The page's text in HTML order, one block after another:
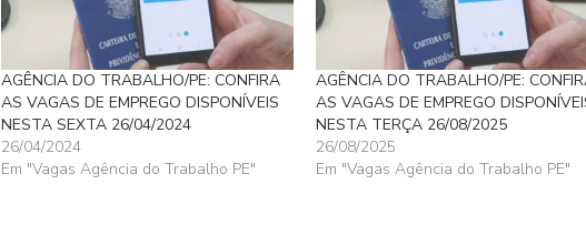
AGÊNCIA DO TRABALHO/PE: CONFIRA
AS VAGAS DE EMPREGO DISPONÍVEIS
NESTA SEXTA 26/04/2024
26/04/2024
Em "Vagas Agência do Trabalho PE"
AGÊNCIA DO TRABALHO/PE:
AS VAGAS DE EMPREGO
NESTA TERÇA 26/08/2025
26/08/2025
Em "Vagas Agência do Trabalho PE"